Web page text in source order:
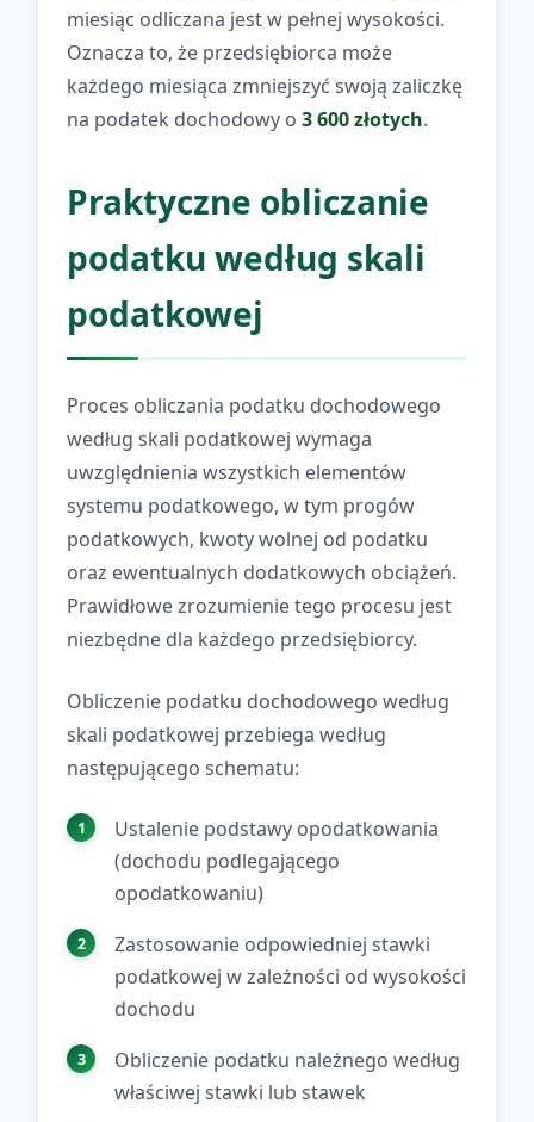
miesiąc odliczana jest w pełnej wysokości.
Oznacza to, że przedsiębiorca może
każdego miesiąca zmniejszyć swoją zaliczkę
na podatek dochodowy o 3 600 złotych.
Praktyczne obliczanie
podatku według skali
podatkowej
Proces obliczania podatku dochodowego
według skali podatkowej wymaga
uwzględnienia wszystkich elementów
systemu podatkowego, w tym progów
podatkowych, kwoty wolnej od podatku
oraz ewentualnych dodatkowych obciążeń.
Prawidłowe zrozumienie tego procesu jest
niezbędne dla każdego przedsiębiorcy.
Obliczenie podatku dochodowego według
skali podatkowej przebiega według
następującego schematu:
Ustalenie podstawy opodatkowania
(dochodu podlegającego
opodatkowaniu)
Zastosowanie odpowiedniej stawki
podatkowej w zależności od wysokości
dochodu
Obliczenie podatku należnego według
właściwej stawki lub stawek